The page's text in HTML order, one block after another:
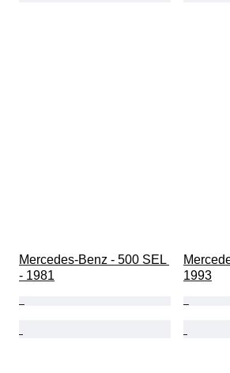
Mercedes-Benz - 500 SEL
- 1981
1993